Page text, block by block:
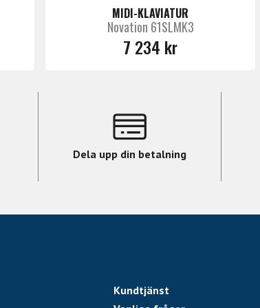
MIDI-KLAVIATUR
Novation 61SLMK3
7 234 kr
Dela upp din betalning
Kundtjänst